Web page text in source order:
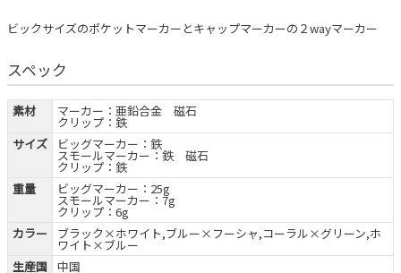
ビックサイズのポケットマーカーとキャップマーカーの２wayマーカー
スペック
素材 マーカー：亜鉛合金 磁石
クリップ：鉄
サイズ
ビッグマーカー：鉄
スモールマーカー：鉄 磁石
クリップ：鉄
重量
ビッグマーカー：25g
スモールマーカー：7g
クリップ：6g
カラー
ブラック×ホワイト,ブルー×フーシャ,コーラル×グリーン,ホ
ワイト×ブルー
生産国
中国